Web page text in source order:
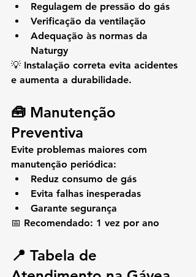
Regulagem de pressão do gás
Verificação da ventilação
Adequação às normas da
Naturgy
💡 Instalação correta evita acidentes
e aumenta a durabilidade.
🧰 Manutenção
Preventiva
Evite problemas maiores com
manutenção periódica:
Reduz consumo de gás
Evita falhas inesperadas
Garante segurança
📅 Recomendado: 1 vez por ano
📍 Tabela de